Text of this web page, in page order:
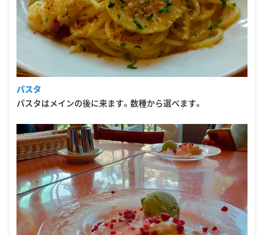
パスタ
パスタはメインの後に来ます。数種から選べます。